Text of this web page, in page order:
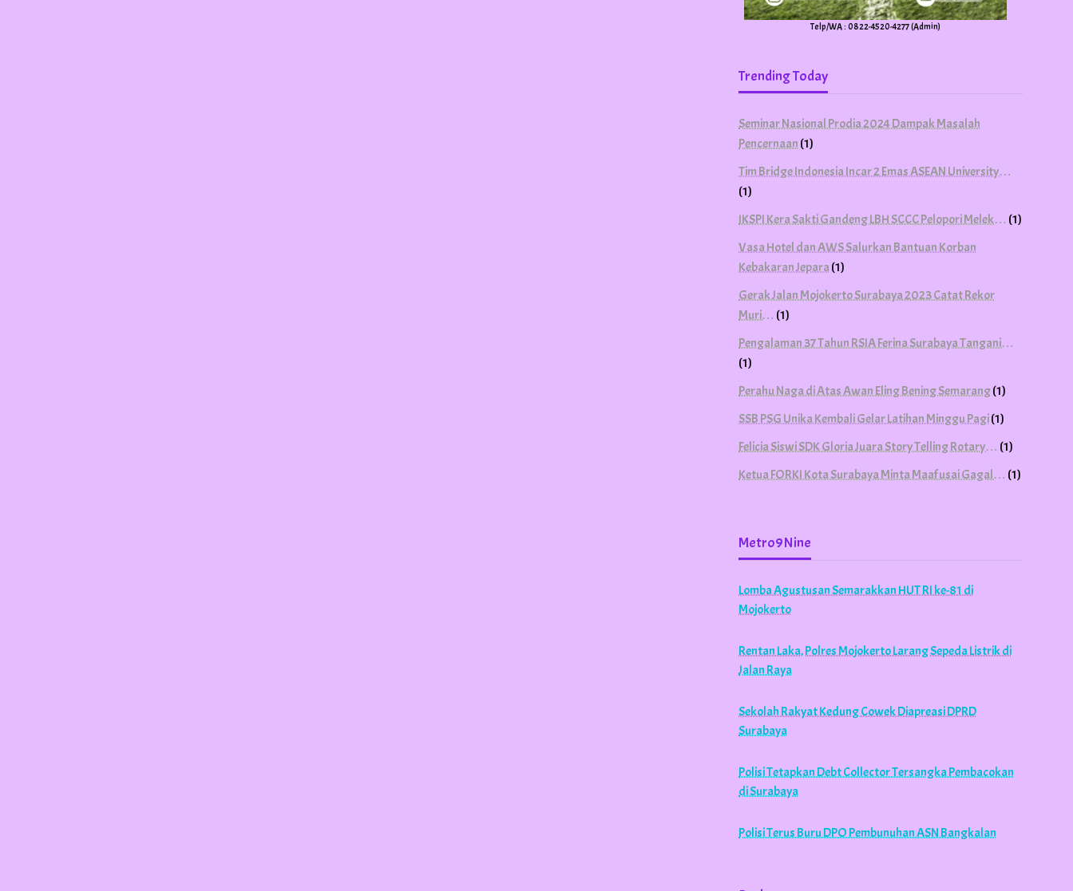
Telp/WA : 0822-4520-4277 (Admin)
Trending Today
Seminar Nasional Prodia 2024 Dampak Masalah
Pencernaan (1)
Tim Bridge Indonesia Incar 2 Emas ASEAN University…
(1)
IKSPI Kera Sakti Gandeng LBH SCCC Pelopori Melek… (1)
Vasa Hotel dan AWS Salurkan Bantuan Korban
Kebakaran Jepara(1)
Gerak Jalan Mojokerto Surabaya 2023 Catat Rekor
Muri… (1)
Pengalaman 37 Tahun RSIA Ferina Surabaya Tangani…
(1)
Perahu Naga di Atas Awan Eling Bening Semarang(1)
SSB PSG Unika Kembali Gelar Latihan Minggu Pagi(1)
Felicia Siswi SDK Gloria Juara Story Telling Rotary… (1)
Ketua FORKI Kota Surabaya Minta Maaf usai Gagal… (1)
Metro9Nine
Lomba Agustusan Semarakkan HUT RI ke-81 di
Mojokerto
Rentan Laka, Polres Mojokerto Larang Sepeda Listrik di
Jalan Raya
Sekolah Rakyat Kedung Cowek Diapreasi DPRD
Surabaya
Polisi Tetapkan Debt Collector Tersangka Pembacokan
di Surabaya
Polisi Terus Buru DPO Pembunuhan ASN Bangkalan